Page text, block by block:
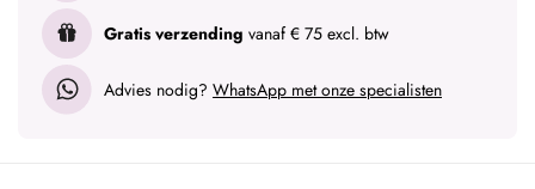
Gratis verzending vanaf € 75 excl. btw
Advies nodig? WhatsApp met onze specialisten